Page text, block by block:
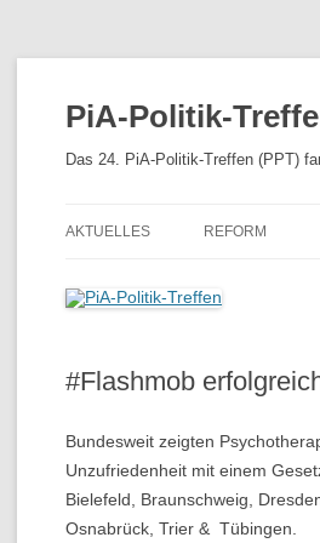
PiA-Politik-
Das 24. PiA-Politik-Treffen (PPT)
AKTUELLES REFORM
UNSERE
#Flashmob
Bundesweit zeigten
Unzufriedenheit mit einem
Bielefeld, Braunschweig,
Osnabrück, Trier & Tübingen.